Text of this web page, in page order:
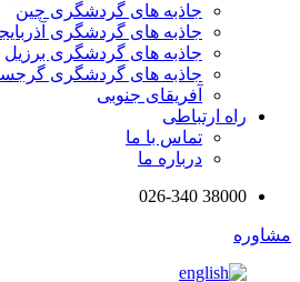
جاذبه های گردشگری چین
جاذبه های گردشگری
جاذبه های گردشگری برزیل
جاذبه های گردشگری
آفریقای جنوبی
راه ارتباطی
تماس با ما
درباره ما
38000 026-340
مشاوره